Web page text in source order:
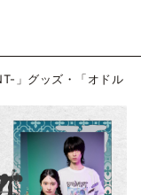
」グッズ・「オドル